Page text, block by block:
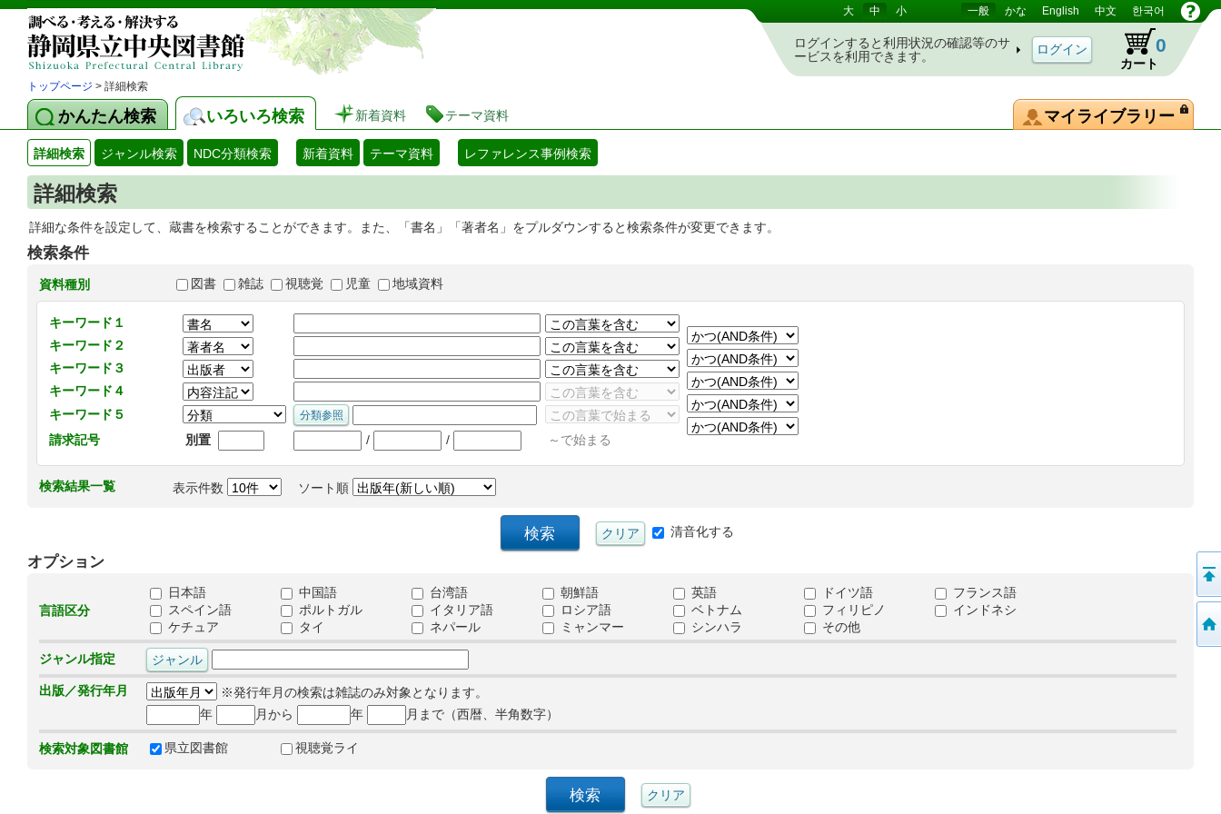
静岡県立図書館 蔵書検索・予約システム 大 中 小 一般 かな English 中文 한국어
ログインすると利用状況の確認等のサ
ービスを利用できます。
カート
0
トップページ > 詳細検索
かんたん検索 いろいろ検索 新着資料 テーマ資料 マイライブラリー
詳細検索 ジャンル検索 NDC分類検索 新着資料 テーマ資料 レファレンス事例検索
詳細検索
詳細な条件を設定して、蔵書を検索することができます。また、「書名」「著者名」をプルダウンすると検索条件が変更できます。
検索条件
資料種別 図書 雑誌 視聴覚 児童 地域資料
キーワード１
キーワード２
キーワード３
キーワード４
キーワード５
請求記号
別置 / / ～で始まる
検索結果一覧 表示件数 ソート順
清音化する
オプション
言語区分
日本語 中国語 台湾語 朝鮮語 英語 ドイツ語
フランス語
スペイン語
ポルトガル イタリア語 ロシア語 ベトナム フィリピノ
インドネシ
ケチュア
タイ ネパール ミャンマー シンハラ その他
ジャンル指定
出版／発行年月
※発行年月の検索は雑誌のみ対象となります。
年
月から 年 月まで（西暦、半角数字）
検索対象図書館 県立図書館 視聴覚ライ